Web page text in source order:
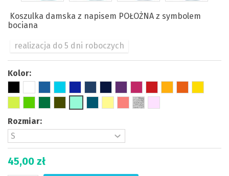
Koszulka damska z napisem POŁOŻNA z symbolem
bociana
realizacja do 5 dni roboczych
Kolor:
Rozmiar:
45,00 zł